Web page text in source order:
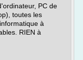
PC de
toutes les
à
RIEN à